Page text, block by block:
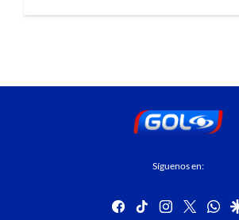
Síguenos en:
facebook
tiktok instagram
twitter